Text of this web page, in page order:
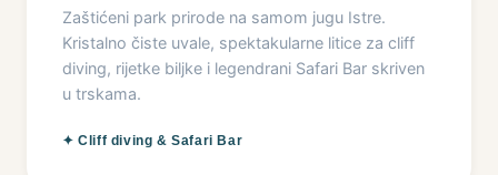
Zaštićeni park prirode na samom jugu Istre.
Kristalno čiste uvale, spektakularne litice za cliff
diving, rijetke biljke i legendrani Safari Bar skriven
u trskama.
✦Cliff diving & Safari Bar